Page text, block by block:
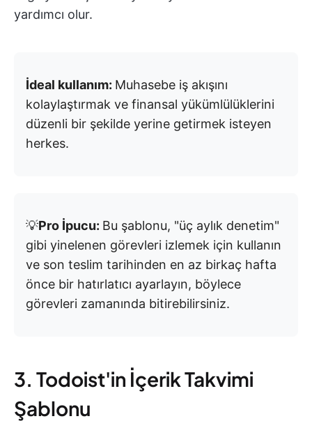
yardımcı olur.
İdeal kullanım: Muhasebe iş akışını
kolaylaştırmak ve finansal yükümlülüklerini
düzenli bir şekilde yerine getirmek isteyen
herkes.
💡Pro İpucu: Bu şablonu, "üç aylık denetim"
gibi yinelenen görevleri izlemek için kullanın
ve son teslim tarihinden en az birkaç hafta
önce bir hatırlatıcı ayarlayın, böylece
görevleri zamanında bitirebilirsiniz.
3. Todoist'in İçerik Takvimi
Şablonu